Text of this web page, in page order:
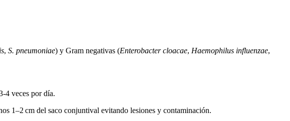
, S. pneumoniae) y Gram negativas (Enterobacter cloacae, Haemophilus influenzae,
veces por día.
1–2 cm del saco conjuntival evitando lesiones y contaminación.